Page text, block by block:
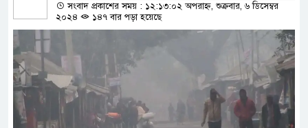
সংবাদ প্রকাশের সময় : ১২:১৩:০২ অপরাহ্ন, শুক্রবার, ৬ ডিসেম্বর
২০২৪
১৪৭ বার পড়া হয়েছে